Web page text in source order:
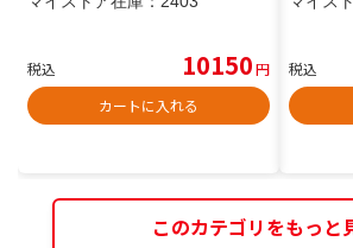
税込 10150円
カートに入れる
税込
このカテゴリをもっと